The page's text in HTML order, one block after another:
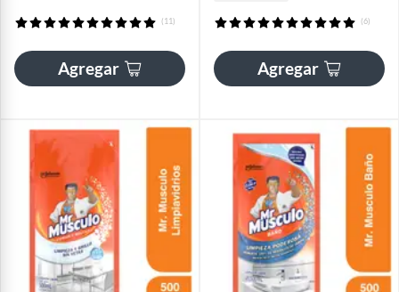
(11)
Agregar
(6)
Agregar